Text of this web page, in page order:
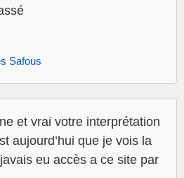
Safous
et vrai votre interprétation
aujourd’hui que je vois la
eu accès a ce site par